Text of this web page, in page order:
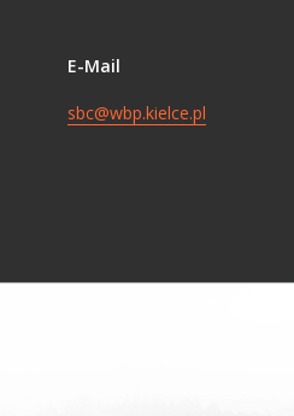
E-Mail
sbc@wbp.kielce.pl